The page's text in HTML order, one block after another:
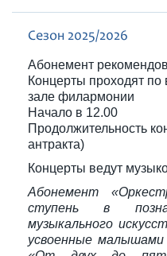
Новости
Контакты
Сезон 2025/2026
Абонемент
Концерты проходят
зале филармонии
Начало в 12.00
Продолжительность
антракта)
Концерты ведут
Абонемент
ступень в
музыкального
усвоенные